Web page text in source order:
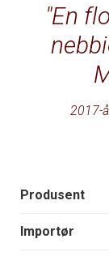
En
2017-
Produsent
Importør